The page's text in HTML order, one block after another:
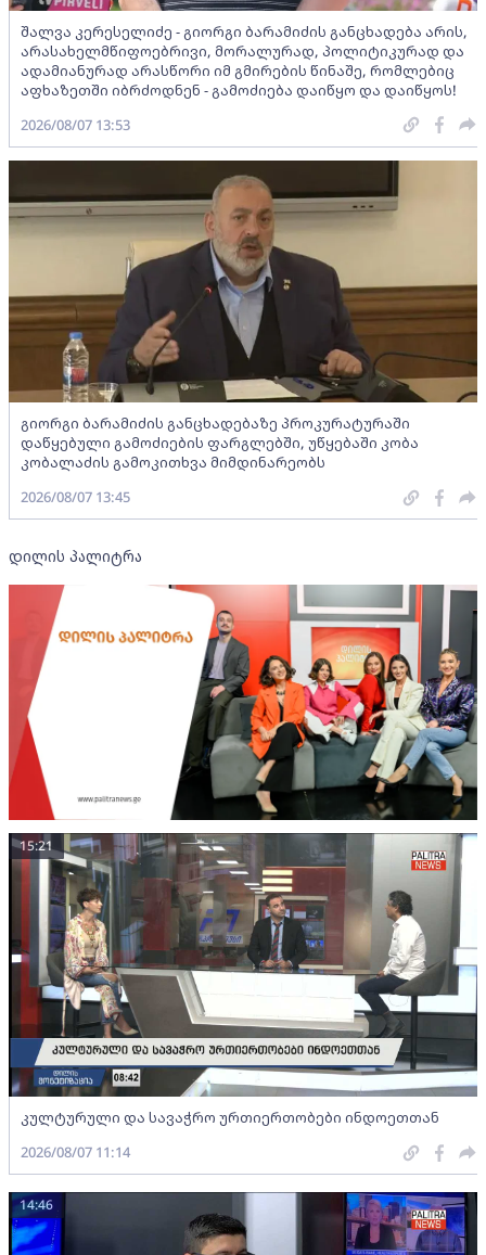
შალვა კერესელიძე - გიორგი ბარამიძის განცხადება არის,
არასახელმწიფოებრივი, მორალურად, პოლიტიკურად და
ადამიანურად არასწორი იმ გმირების წინაშე, რომლებიც
აფხაზეთში იბრძოდნენ - გამოძიება დაიწყო და დაიწყოს!
2026/08/07 13:53
გიორგი ბარამიძის განცხადებაზე პროკურატურაში
დაწყებული გამოძიების ფარგლებში, უწყებაში კობა
კობალაძის გამოკითხვა მიმდინარეობს
2026/08/07 13:45
დილის პალიტრა
კულტურული და სავაჭრო ურთიერთობები ინდოეთთან
15:21
2026/08/07 11:14
14:46